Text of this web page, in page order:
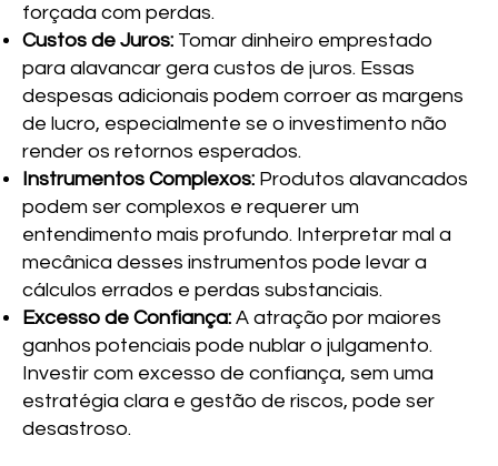
forçada com perdas.
Custos de Juros: Tomar dinheiro emprestado
para alavancar gera custos de juros. Essas
despesas adicionais podem corroer as margens
de lucro, especialmente se o investimento não
render os retornos esperados.
Instrumentos Complexos: Produtos alavancados
podem ser complexos e requerer um
entendimento mais profundo. Interpretar mal a
mecânica desses instrumentos pode levar a
cálculos errados e perdas substanciais.
Excesso de Confiança: A atração por maiores
ganhos potenciais pode nublar o julgamento.
Investir com excesso de confiança, sem uma
estratégia clara e gestão de riscos, pode ser
desastroso.